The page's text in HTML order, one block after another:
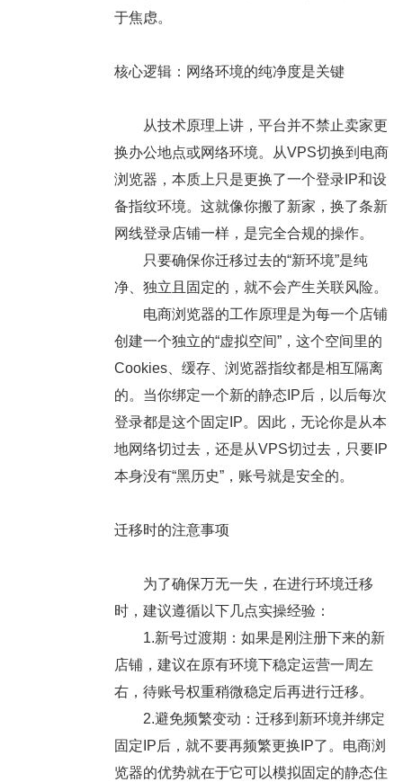
于焦虑。
核心逻辑：网络环境的纯净度是关键
从技术原理上讲，平台并不禁止卖家更
换办公地点或网络环境。从VPS切换到电商
浏览器，本质上只是更换了一个登录IP和设
备指纹环境。这就像你搬了新家，换了条新
网线登录店铺一样，是完全合规的操作。
只要确保你迁移过去的“新环境”是纯
净、独立且固定的，就不会产生关联风险。
电商浏览器的工作原理是为每一个店铺
创建一个独立的“虚拟空间”，这个空间里的
Cookies、缓存、浏览器指纹都是相互隔离
的。当你绑定一个新的静态IP后，以后每次
登录都是这个固定IP。因此，无论你是从本
地网络切过去，还是从VPS切过去，只要IP
本身没有“黑历史”，账号就是安全的。
迁移时的注意事项
为了确保万无一失，在进行环境迁移
时，建议遵循以下几点实操经验：
1.新号过渡期：如果是刚注册下来的新
店铺，建议在原有环境下稳定运营一周左
右，待账号权重稍微稳定后再进行迁移。
2.避免频繁变动：迁移到新环境并绑定
固定IP后，就不要再频繁更换IP了。电商浏
览器的优势就在于它可以模拟固定的静态住